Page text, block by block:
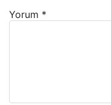
Yorum *